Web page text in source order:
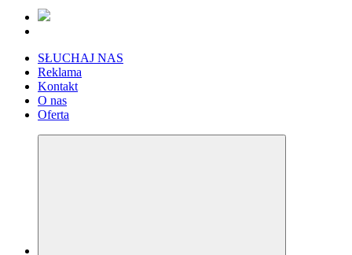
SŁUCHAJ NAS
Reklama
Kontakt
O nas
Oferta